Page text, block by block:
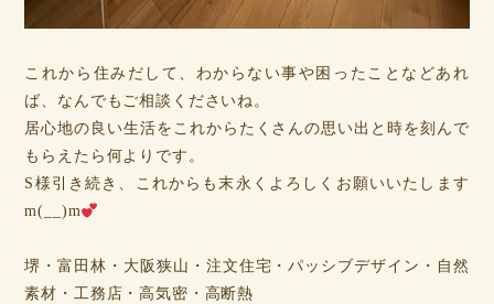
これから住みだして、わからない事や困ったことなどあれ
ば、なんでもご相談くださいね。
居心地の良い生活をこれからたくさんの思い出と時を刻んで
もらえたら何よりです。
S様引き続き、これからも末永くよろしくお願いいたします
m(__)m
堺・富田林・大阪狭山・注文住宅・パッシブデザイン・自然
素材・工務店・高気密・高断熱